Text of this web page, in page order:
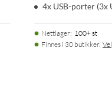
4x USB-porter (3x
Nettlager: 100+ st
Finnes i 30 butikker.